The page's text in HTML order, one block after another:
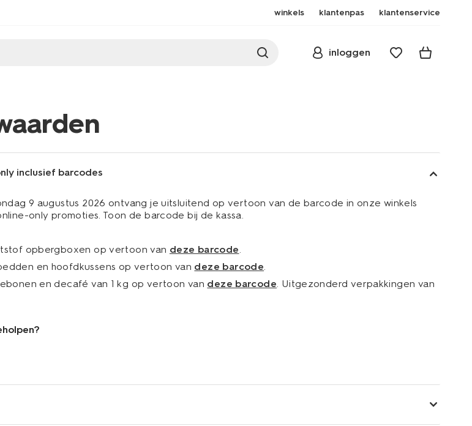
winkels klantenpas klantenservice
inloggen
inclusief barcodes
9 augustus 2026 ontvang je uitsluitend op vertoon van de barcode in onze winkels
only promoties. Toon de barcode bij de kassa.
opbergboxen op vertoon van deze barcode.
en hoofdkussens op vertoon van deze barcode.
en decafé van 1 kg op vertoon van deze barcode. Uitgezonderd verpakkingen van